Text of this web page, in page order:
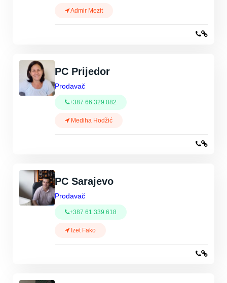
Admir Mezit
PC Prijedor
Prodavač
+387 66 329 082
Mediha Hodžić
PC Sarajevo
Prodavač
+387 61 339 618
Izet Fako